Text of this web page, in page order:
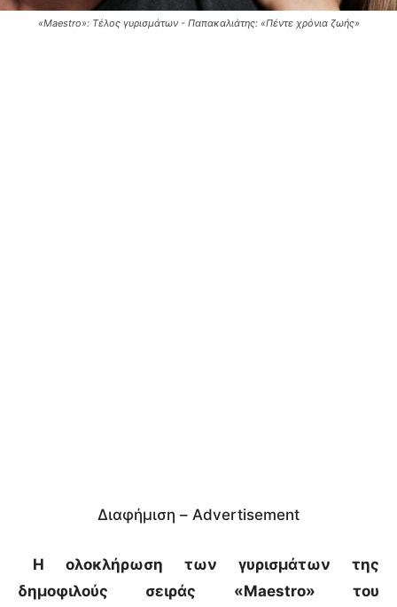
«Maestro»: Τέλος γυρισμάτων - Παπακαλιάτης: «Πέντε χρόνια ζωής»
Διαφήμιση – Advertisement
Η ολοκλήρωση των γυρισμάτων της
δημοφιλούς σειράς «Maestro» του